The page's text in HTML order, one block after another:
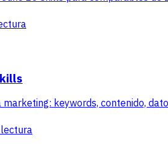
keywords, contenido,